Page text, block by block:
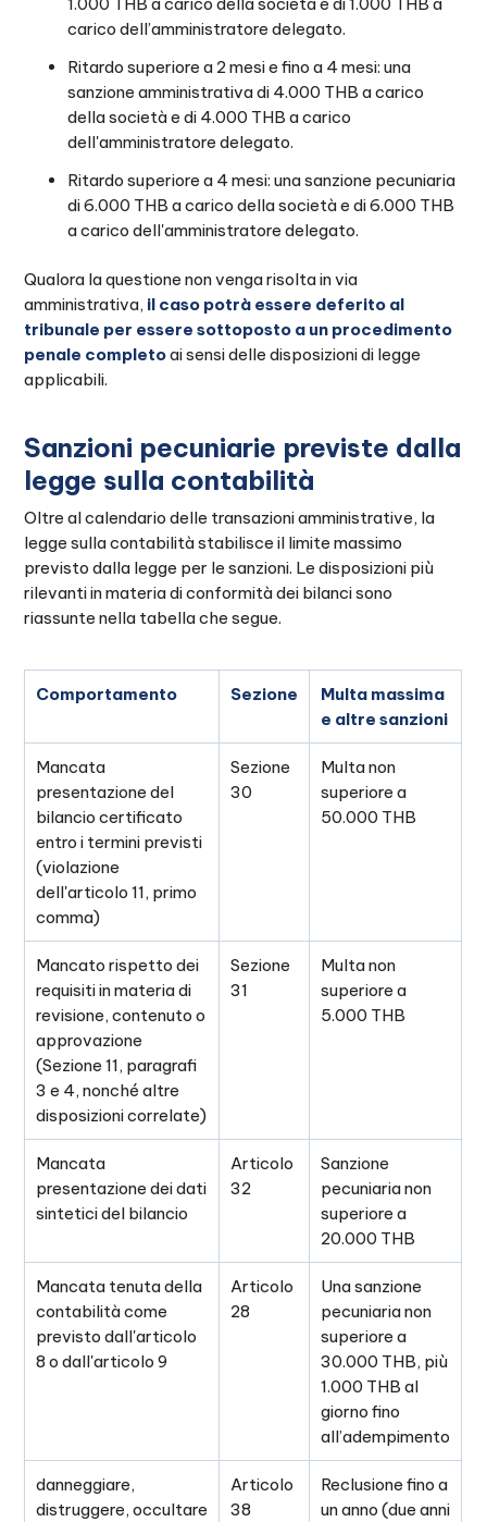
carico dell’amministratore delegato.
Ritardo superiore a 2 mesi e fino a 4 mesi: una
sanzione amministrativa di 4.000 THB a carico
della società e di 4.000 THB a carico
dell'amministratore delegato.
Ritardo superiore a 4 mesi: una sanzione pecuniaria
di 6.000 THB a carico della società e di 6.000 THB
a carico dell'amministratore delegato.
Qualora la questione non venga risolta in via
amministrativa, il caso potrà essere deferito al
tribunale per essere sottoposto a un procedimento
penale completoai sensi delle disposizioni di legge
applicabili.
Sanzioni pecuniarie previste dalla
legge sulla contabilità
Oltre al calendario delle transazioni amministrative, la
legge sulla contabilità stabilisce il limite massimo
previsto dalla legge per le sanzioni. Le disposizioni più
rilevanti in materia di conformità dei bilanci sono
riassunte nella tabella che segue.
Comportamento Sezione
Multa massima
e altre sanzioni
Mancata
presentazione del
bilancio certificato
entro i termini previsti
(violazione
dell'articolo 11, primo
comma)
Sezione
30
Multa non
superiore a
50.000 THB
Mancato rispetto dei
requisiti in materia di
revisione, contenuto o
approvazione
(Sezione 11, paragrafi
3 e 4, nonché altre
disposizioni correlate)
Sezione
31
Multa non
superiore a
5.000 THB
Mancata
presentazione dei dati
sintetici del bilancio
Articolo
32
Sanzione
pecuniaria non
superiore a
20.000 THB
Mancata tenuta della
contabilità come
previsto dall'articolo
8 o dall'articolo 9
Articolo
28
Una sanzione
pecuniaria non
superiore a
30.000 THB, più
1.000 THB al
giorno fino
all’adempimento
danneggiare,
distruggere, occultare
Articolo
38
Reclusione fino a
un anno (due anni